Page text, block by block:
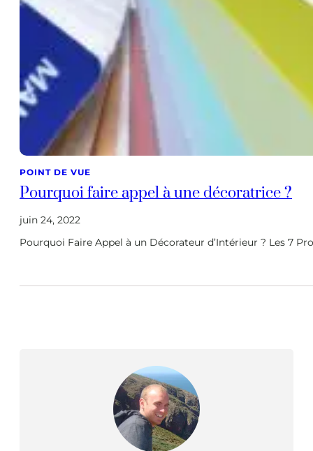
POINT DE VUE
Pourquoi faire appel à une décoratrice ?
juin 24, 2022
Pourquoi Faire Appel à un Décorateur d’Intérieur ? Les 7